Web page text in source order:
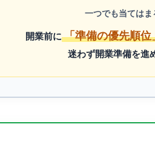
一つでも当ては
開業前に 「準備の優先順位
迷わず開業準備を進